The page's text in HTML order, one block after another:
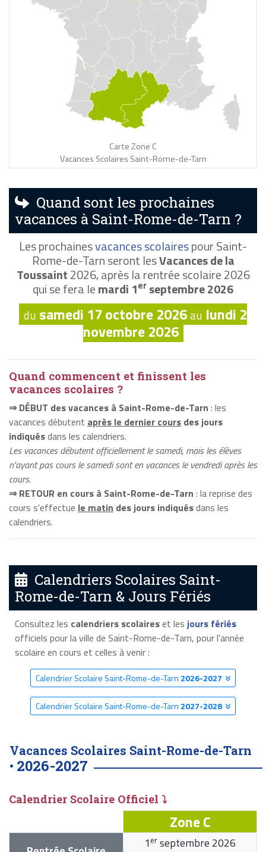
Carte Zone C
Vacances Scolaires Saint-Rome-de-Tarn
Quand sont les prochaines
vacances à Saint-Rome-de-Tarn ?
Les prochainesvacances scolairespour Saint-
Rome-de-Tarn seront lesVacances de la
Toussaint2026, après la rentrée scolaire 2026
qui se fera lemardi 1er septembre 2026
du samedi 17 octobre 2026au lundi 2
novembre 2026
Quand commencent et finissent les
vacances scolaires ?
⇒ DÉBUT des vacances à Saint-Rome-de-Tarn : les
vacances débutent après le dernier cours des jours
indiquésdans les calendriers.
Les vacances débutent officiellement le samedi, mais les élèves
n'ayant pas cours le samedi sont en vacances le vendredi après les
cours.
⇒ RETOUR en cours à Saint-Rome-de-Tarn : la reprise des
cours s'effectue le matin des jours indiquésdans les
calendriers.
Calendriers Scolaires Saint-
Rome-de-Tarn & Jours Fériés
Consultez les calendriers scolaireset les jours fériés
officiels pour la ville de Saint-Rome-de-Tarn, pour l'année
scolaire en cours et celles à venir :
Calendrier Scolaire Saint-Rome-de-Tarn 2026-2027
Calendrier Scolaire Saint-Rome-de-Tarn 2027-2028
Vacances Scolaires Saint-Rome-de-Tarn
• 2026-2027
Calendrier Scolaire Officiel ⤵
Zone C
1 er septembre 2026